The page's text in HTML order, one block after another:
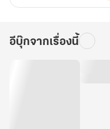
อีบุ๊กจากเรื่องนี้